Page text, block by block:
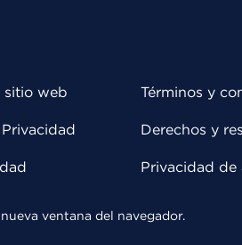
sitio web Términos y
Derechos y
Privacidad de
ventana del navegador.